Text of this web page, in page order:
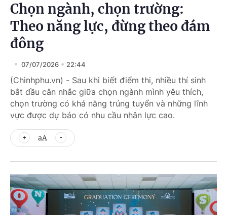
Chọn ngành, chọn trường:
Theo năng lực, đừng theo đám
đông
07/07/2026 22:44
(Chinhphu.vn) - Sau khi biết điểm thi, nhiều thí sinh
bắt đầu cân nhắc giữa chọn ngành mình yêu thích,
chọn trường có khả năng trúng tuyển và những lĩnh
vực được dự báo có nhu cầu nhân lực cao.
aA